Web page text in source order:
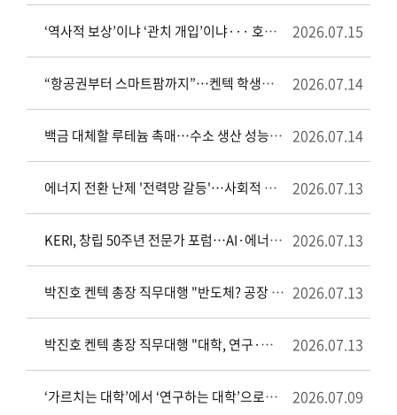
‘역사적 보상’이냐 ‘관치 개입’이냐··· 호남 반도체 산단의 진짜 과제 2026.07.15
“항공권부터 스마트팜까지”…켄텍 학생들 창업에 꽂혔다 2026.07.14
백금 대체할 루테늄 촉매…수소 생산 성능·안정성 모두 잡았다 2026.07.14
에너지 전환 난제 '전력망 갈등'…사회적 합의 해법 모색 2026.07.13
KERI, 창립 50주년 전문가 포럼…AI·에너지 시대 전력기술 미래 논의 2026.07.13
박진호 켄텍 총장 직무대행 "반도체? 공장 하나 유치한다고 완성되는 산업 아냐"[와이드이슈] 2026.07.13
박진호 켄텍 총장 직무대행 "대학, 연구·인재·기업 수요 연결하는 실질 허브 돼야"[와이드이슈] 2026.07.13
‘가르치는 대학’에서 ‘연구하는 대학’으로…KENTECH 교육혁신이 만든 5년의 변화 2026.07.09